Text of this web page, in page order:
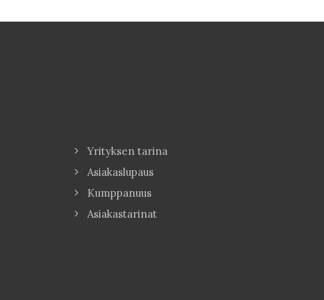
Yrityksen tarina
Asiakaslupaus
Kumppanuus
Asiakastarinat